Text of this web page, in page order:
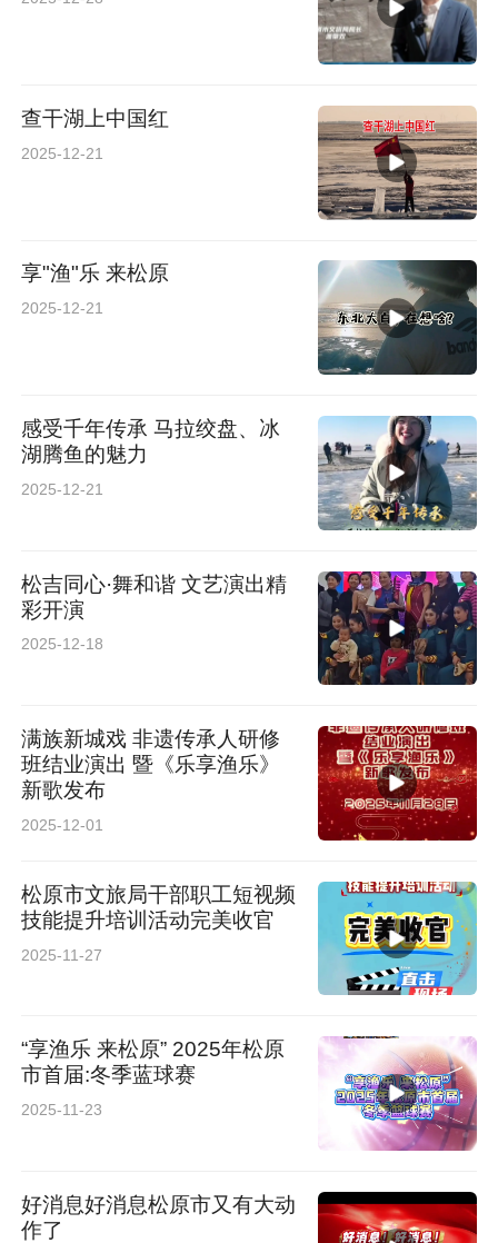
查干湖上中国红
2025-12-21
享"渔"乐 来松原
2025-12-21
感受千年传承 马拉绞盘、冰
湖腾鱼的魅力
2025-12-21
松吉同心·舞和谐 文艺演出精
彩开演
2025-12-18
满族新城戏 非遗传承人研修
班结业演出 暨《乐享渔乐》
新歌发布
2025-12-01
松原市文旅局干部职工短视频
技能提升培训活动完美收官
2025-11-27
“享渔乐 来松原” 2025年松原
市首届:冬季蓝球赛
2025-11-23
好消息好消息松原市又有大动
作了